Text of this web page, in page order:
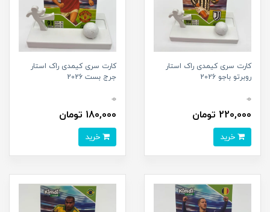
کارت سری کیمدی راک استار
روبرتو باجو 2026
0
220,000 تومان
کارت سری کیمدی راک استار
جرج بست 2026
0
180,000 تومان